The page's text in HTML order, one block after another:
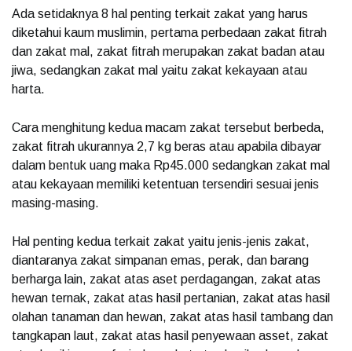
Ada setidaknya 8 hal penting terkait zakat yang harus
diketahui kaum muslimin, pertama perbedaan zakat fitrah
dan zakat mal, zakat fitrah merupakan zakat badan atau
jiwa, sedangkan zakat mal yaitu zakat kekayaan atau
harta.
Cara menghitung kedua macam zakat tersebut berbeda,
zakat fitrah ukurannya 2,7 kg beras atau apabila dibayar
dalam bentuk uang maka Rp45.000 sedangkan zakat mal
atau kekayaan memiliki ketentuan tersendiri sesuai jenis
masing-masing.
Hal penting kedua terkait zakat yaitu jenis-jenis zakat,
diantaranya zakat simpanan emas, perak, dan barang
berharga lain, zakat atas aset perdagangan, zakat atas
hewan ternak, zakat atas hasil pertanian, zakat atas hasil
olahan tanaman dan hewan, zakat atas hasil tambang dan
tangkapan laut, zakat atas hasil penyewaan asset, zakat